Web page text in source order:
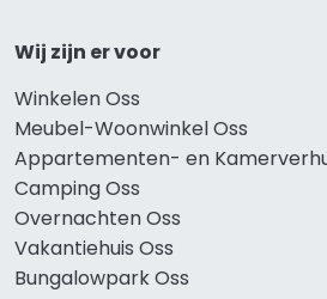
Wij zijn er voor
Winkelen Oss
Meubel-Woonwinkel Oss
Appartementen- en
Camping Oss
Overnachten Oss
Vakantiehuis Oss
Bungalowpark Oss